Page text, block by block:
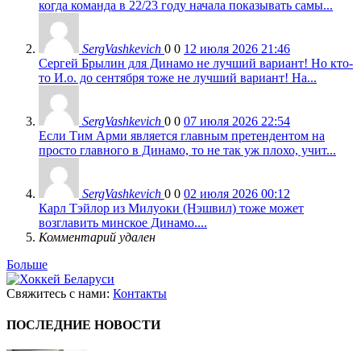
когда команда в 22/23 году начала показывать самы...
SergVashkevich 0 0 12 июля 2026 21:46
Сергей Брылин для Динамо не лучший вариант! Но кто-
то И.о. до сентября тоже не лучший вариант! На...
SergVashkevich 0 0 07 июля 2026 22:54
Если Тим Арми является главным претендентом на
просто главного в Динамо, то не так уж плохо, учит...
SergVashkevich 0 0 02 июля 2026 00:12
Карл Тэйлор из Милуоки (Нэшвил) тоже может
возглавить минское Динамо....
Комментарий удален
Больше
Свяжитесь с нами: Контакты
ПОСЛЕДНИЕ НОВОСТИ